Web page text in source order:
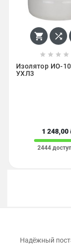
 
   
Изолятор ИО-
УХЛ3
1 248,00
2444
Надёжный